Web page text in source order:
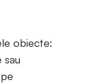
obiecte: